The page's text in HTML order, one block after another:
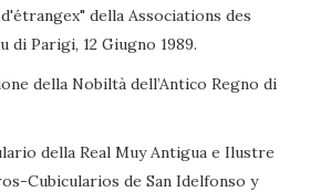
della Associations des
di Parigi, 12 Giugno 1989.
della Nobiltà dell’Antico Regno di
della Real Muy Antigua e Ilustre
Cubicularios de San Idelfonso y